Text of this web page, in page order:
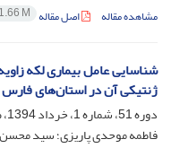
مشاهده مقاله اصل مقاله M
شناسایی عامل بیماری لکه
ژنتیکی آن در استان‌های
دوره 51، شماره 1، خرداد 1394، صفحه
فاطمه موحدی پاریزی؛ سید